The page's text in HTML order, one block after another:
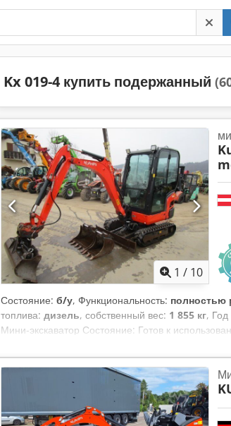
Kx 019-4 купить подержанный
1 / 10
Состояние: б/у, Функциональность: полностью
топлива: дизель, собственный вес: 1 855 кг, Год
Мини-экскаватор Состояние: Готов к
Хорошее Описание: Мини-экскаватор KUBOTA
Собственный вес 1855 кг - - Механическое
употреблении траншейных ковша 30 + 60 см - -
ГИДРАВЛИЧЕСКИЙ РЕГУЛИРУЕМЫЙ ПРИВОД 100
дизельный двигатель Kubota 11,8 кВт (16 л.с.) -
техосмотра - - Новый техосмотр